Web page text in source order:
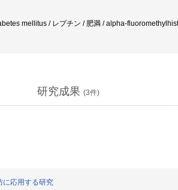
mellitus / レプチン / 肥満 / alpha-
研究成果 (3件)
に応用する研究